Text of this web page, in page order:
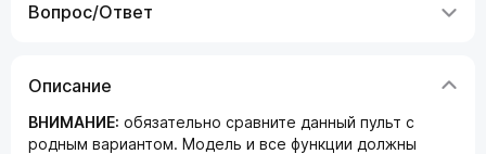
Вопрос/Ответ
Описание
ВНИМАНИЕ: обязательно сравните данный пульт с
родным вариантом. Модель и все функции должны